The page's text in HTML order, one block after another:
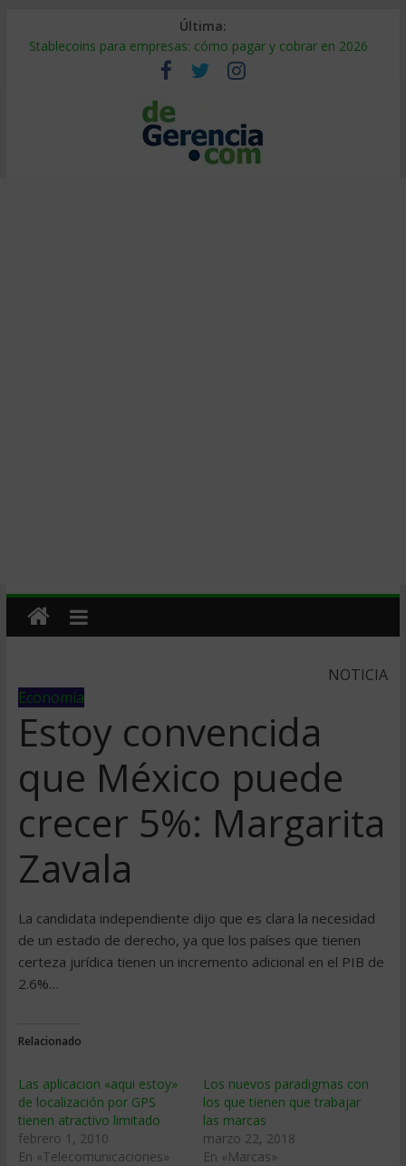
Última:
Stablecoins para empresas: cómo pagar y cobrar en 2026
Despido silencioso: qué es y por qué sale tan caro
IA en selección de personal: cómo auditarla a tiempo
Trabajo forzoso en la cadena de suministro: qué hacer
Mercado hispano de EE. UU.: cómo segmentarlo y venderle
NOTICIA
Economía
Estoy convencida
que México puede
crecer 5%: Margarita
Zavala
La candidata independiente dijo que es clara la necesidad
de un estado de derecho, ya que los países que tienen
certeza jurídica tienen un incremento adicional en el PIB de
2.6%…
Relacionado
Las aplicacion «aqui estoy»
de localización por GPS
tienen atractivo limitado
febrero 1, 2010
En «Telecomunicaciones»
Los nuevos paradigmas con
los que tienen que trabajar
las marcas
marzo 22, 2018
En «Marcas»